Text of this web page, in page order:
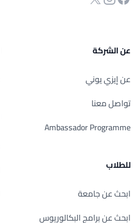
عن الشركة
عن إيزي يوني
تواصل معنا
Ambassador Programme
للطلاب
ابحث عن جامعة
ابحث عن برامج البكالوريوس